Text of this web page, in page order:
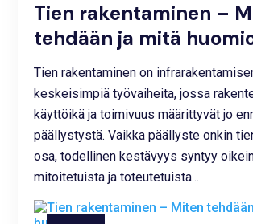
Tien rakentaminen –
tehdään ja mitä
Tien rakentaminen on
keskeisimpiä työvaiheita, jossa
käyttöikä ja toimivuus määrittyvät jo
päällystystä. Vaikka päällyste onkin
osa, todellinen kestävyys syntyy
mitoitetuista ja toteutetuista...